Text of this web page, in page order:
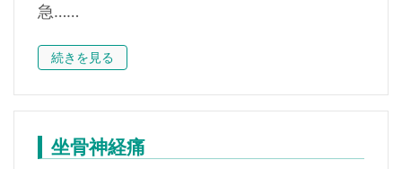
急……
続きを見る
坐骨神経痛